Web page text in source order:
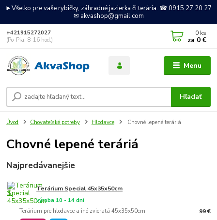
►Všetko pre vaše rybičky, záhradné jazierka či terária. ☎ 0915 27 20 27
✉ akvashop@gmail.com
Menu
Hľadať
+421915272027
(Po-Pia, 8-16 hod.)
0 ks
za 0 €
Úvod Chovateľské potreby Hlodavce Chovné lepené teráriá
Chovné lepené teráriá
Najpredávanejšie
1. Terárium Special 45x35x50cm
Terárium pre hlodavce a iné zvieratá 45x35x50cm
výroba 10 - 14 dní
99 €